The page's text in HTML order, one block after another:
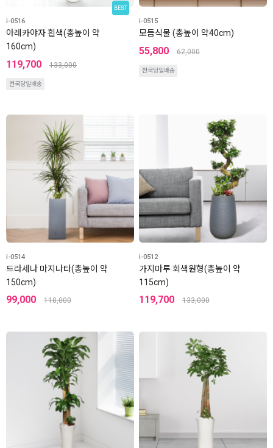
BEST
i-0516
아레카야자 흰색(총높이 약
160cm)
119,700 133,000
전국당일배송
i-0515
모듬식물 (총높이 약40cm)
55,800 62,000
전국당일배송
i-0514
드라세나 마지나타(총높이 약
150cm)
99,000 110,000
i-0512
가지마루 회색원형(총높이 약
115cm)
119,700 133,000